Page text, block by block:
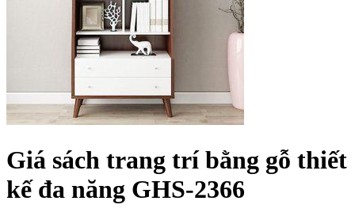
Giá sách trang trí bằng gỗ thiết
kế đa năng GHS-2366